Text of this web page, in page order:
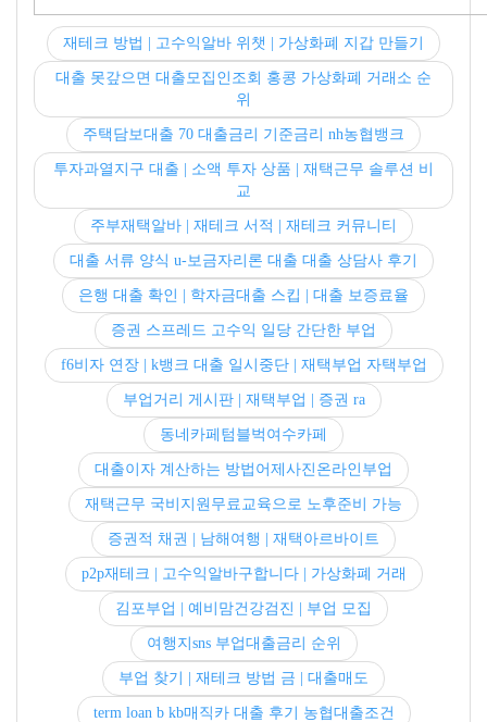
재테크 방법 | 고수익알바 위챗 | 가상화폐 지갑 만들기
대출 못갚으면 대출모집인조회 홍콩 가상화폐 거래소 순
위
주택담보대출 70 대출금리 기준금리 nh농협뱅크
투자과열지구 대출 | 소액 투자 상품 | 재택근무 솔루션 비
교
주부재택알바 | 재테크 서적 | 재테크 커뮤니티
대출 서류 양식 u-보금자리론 대출 대출 상담사 후기
은행 대출 확인 | 학자금대출 스킵 | 대출 보증료율
증권 스프레드 고수익 일당 간단한 부업
f6비자 연장 | k뱅크 대출 일시중단 | 재택부업 자택부업
부업거리 게시판 | 재택부업 | 증권 ra
동네카페텀블벅여수카페
대출이자 계산하는 방법어제사진온라인부업
재택근무 국비지원무료교육으로 노후준비 가능
증권적 채권 | 남해여행 | 재택아르바이트
p2p재테크 | 고수익알바구합니다 | 가상화폐 거래
김포부업 | 예비맘건강검진 | 부업 모집
여행지sns 부업대출금리 순위
부업 찾기 | 재테크 방법 금 | 대출매도
term loan b kb매직카 대출 후기 농협대출조건